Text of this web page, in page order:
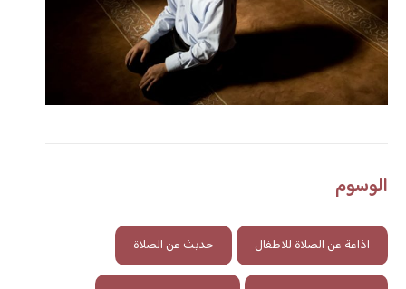
الوسوم
اذاعة عن الصلاة للاطفال حديث عن الصلاة